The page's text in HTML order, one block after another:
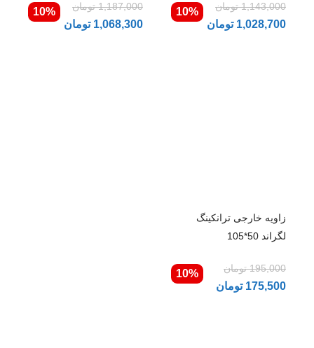
1,143,000 تومان
1,028,700 تومان
10%
1,187,000 تومان
1,068,300 تومان
10%
زاویه خارجی ترانکینگ
لگراند 50*105
195,000 تومان
175,500 تومان
10%